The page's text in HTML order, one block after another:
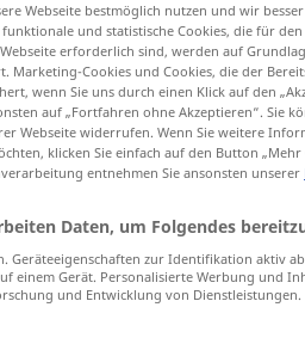
maxim
maxim
maxim
Webseite bestmöglich nutzen und wir
und statistische Cookies, die für
erforderlich sind, werden auf
Marketing-Cookies und Cookies, die der
wenn Sie uns durch einen Klick auf den
auf „Fortfahren ohne Akzeptieren“. Sie
Webseite widerrufen. Wenn Sie weitere
klicken Sie einfach auf den Button
entnehmen Sie ansonsten unserer
Daten, um Folgendes
Geräteeigenschaften zur Identifikation aktiv
einem Gerät. Personalisierte Werbung und
und Entwicklung von Dienstleistungen.